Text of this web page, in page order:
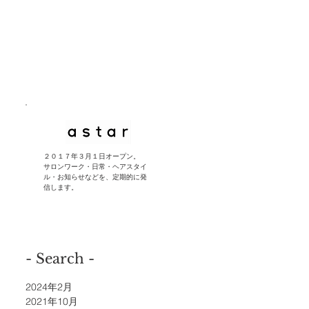
- Search -
2024年2月
2021年10月
​２０１７年３月１日オープン。
サロンワーク・日常・ヘアスタイ
ル・お知らせなどを、定期的に発
信します。